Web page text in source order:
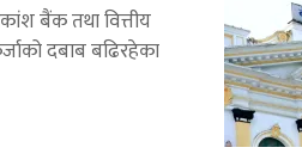
बैंक तथा वित्तीय
दबाब बढिरहेका